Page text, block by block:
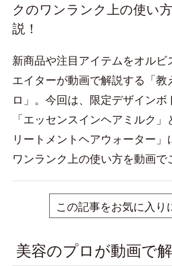
クのワンランク上の使い
説！
新商品や注目アイテムをオルビ
エイターが動画で解説する「教
ロ」。今回は、限定デザインボ
「エッセンスインヘアミルク
リートメントヘアウォーター
ワンランク上の使い方を動画で
この記事をお気に入り
美容のプロが動画で解